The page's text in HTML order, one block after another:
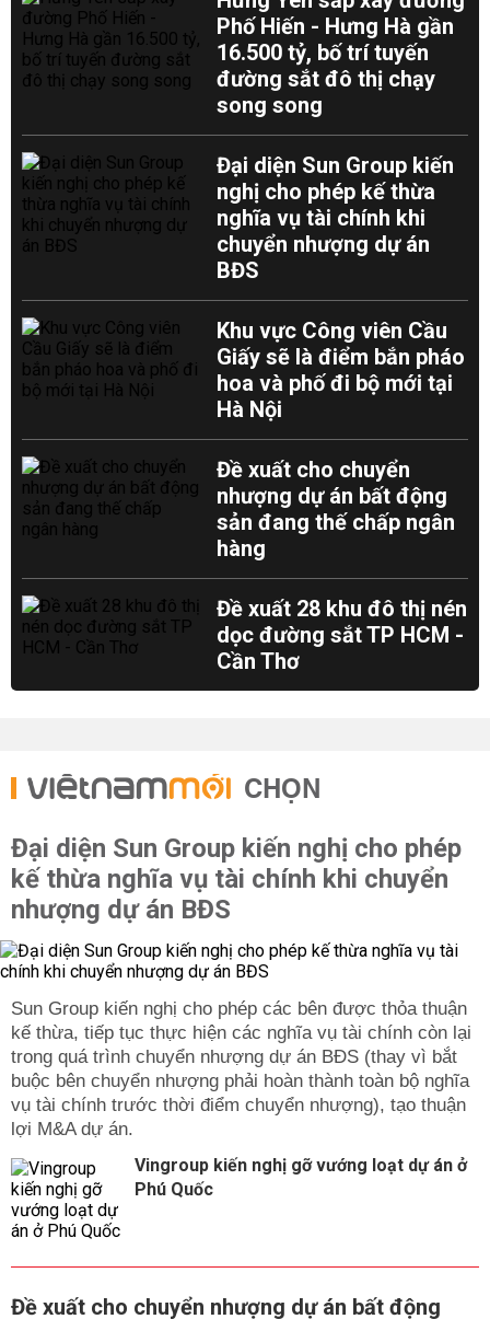
Phố Hiến - Hưng Hà gần
16.500 tỷ, bố trí tuyến
đường sắt đô thị chạy
song song
Đại diện Sun Group kiến
nghị cho phép kế thừa
nghĩa vụ tài chính khi
chuyển nhượng dự án
BĐS
Khu vực Công viên Cầu
Giấy sẽ là điểm bắn pháo
hoa và phố đi bộ mới tại
Hà Nội
Đề xuất cho chuyển
nhượng dự án bất động
sản đang thế chấp ngân
hàng
Đề xuất 28 khu đô thị nén
dọc đường sắt TP HCM -
Cần Thơ
CHỌN
Đại diện Sun Group kiến nghị cho phép
kế thừa nghĩa vụ tài chính khi chuyển
nhượng dự án BĐS
Sun Group kiến nghị cho phép các bên được thỏa thuận
kế thừa, tiếp tục thực hiện các nghĩa vụ tài chính còn lại
trong quá trình chuyển nhượng dự án BĐS (thay vì bắt
buộc bên chuyển nhượng phải hoàn thành toàn bộ nghĩa
vụ tài chính trước thời điểm chuyển nhượng), tạo thuận
lợi M&A dự án.
Vingroup kiến nghị gỡ vướng loạt dự án ở
Phú Quốc
Đề xuất cho chuyển nhượng dự án bất động